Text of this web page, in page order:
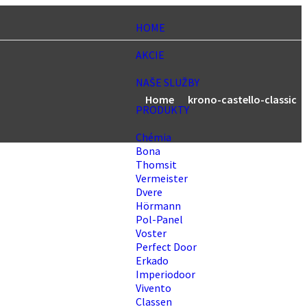
HOME
AKCIE
NAŠE SLUŽBY
PRODUKTY
Chémia
Bona
Thomsit
Vermeister
Dvere
Hörmann
Pol-Panel
Voster
Perfect Door
Erkado
Imperiodoor
Vivento
Classen
Home krono-castello-classic